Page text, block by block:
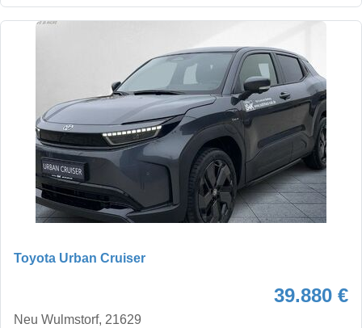
Toyota Urban Cruiser
39.880 €
Neu Wulmstorf, 21629